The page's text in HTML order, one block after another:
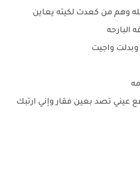
وهم من كعدت لكيته يعاين
البارحه
واجيت
عيني تصد بعين فقار وإني ارتبك